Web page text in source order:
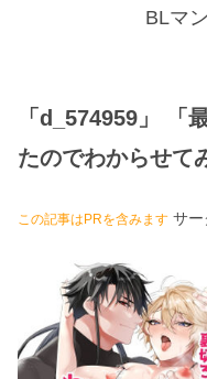
BLマ
「d_574959」 「
たのでわからせて
この記事はPRを含みます サー